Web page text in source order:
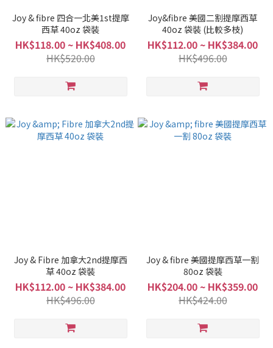
Joy & fibre 四合一北美1st提摩
西草 40oz 袋裝
HK$118.00 ~ HK$408.00
HK$520.00
Joy&fibre 美國二割提摩西草
40oz 袋裝 (比較多枝)
HK$112.00 ~ HK$384.00
HK$496.00
Joy & Fibre 加拿大2nd提摩西
草 40oz 袋裝
HK$112.00 ~ HK$384.00
HK$496.00
Joy & fibre 美國提摩西草一割
80oz 袋裝
HK$204.00 ~ HK$359.00
HK$424.00